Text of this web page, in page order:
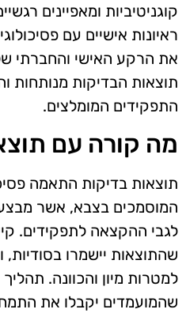
קוגניטיביות ומאפיינים
ראיונות אישיים עם
את הרקע האישי והחברתי
תוצאות הבדיקות מנותחות
התפקידים המומלצים.
מה קורה עם
תוצאות בדיקות התאמה
המוסמכים בצבא, אשר
לגבי ההקצאה לתפקידים.
שהתוצאות יישמרו
למטרות מיון והכוונה.
שהמועמדים יקבלו את